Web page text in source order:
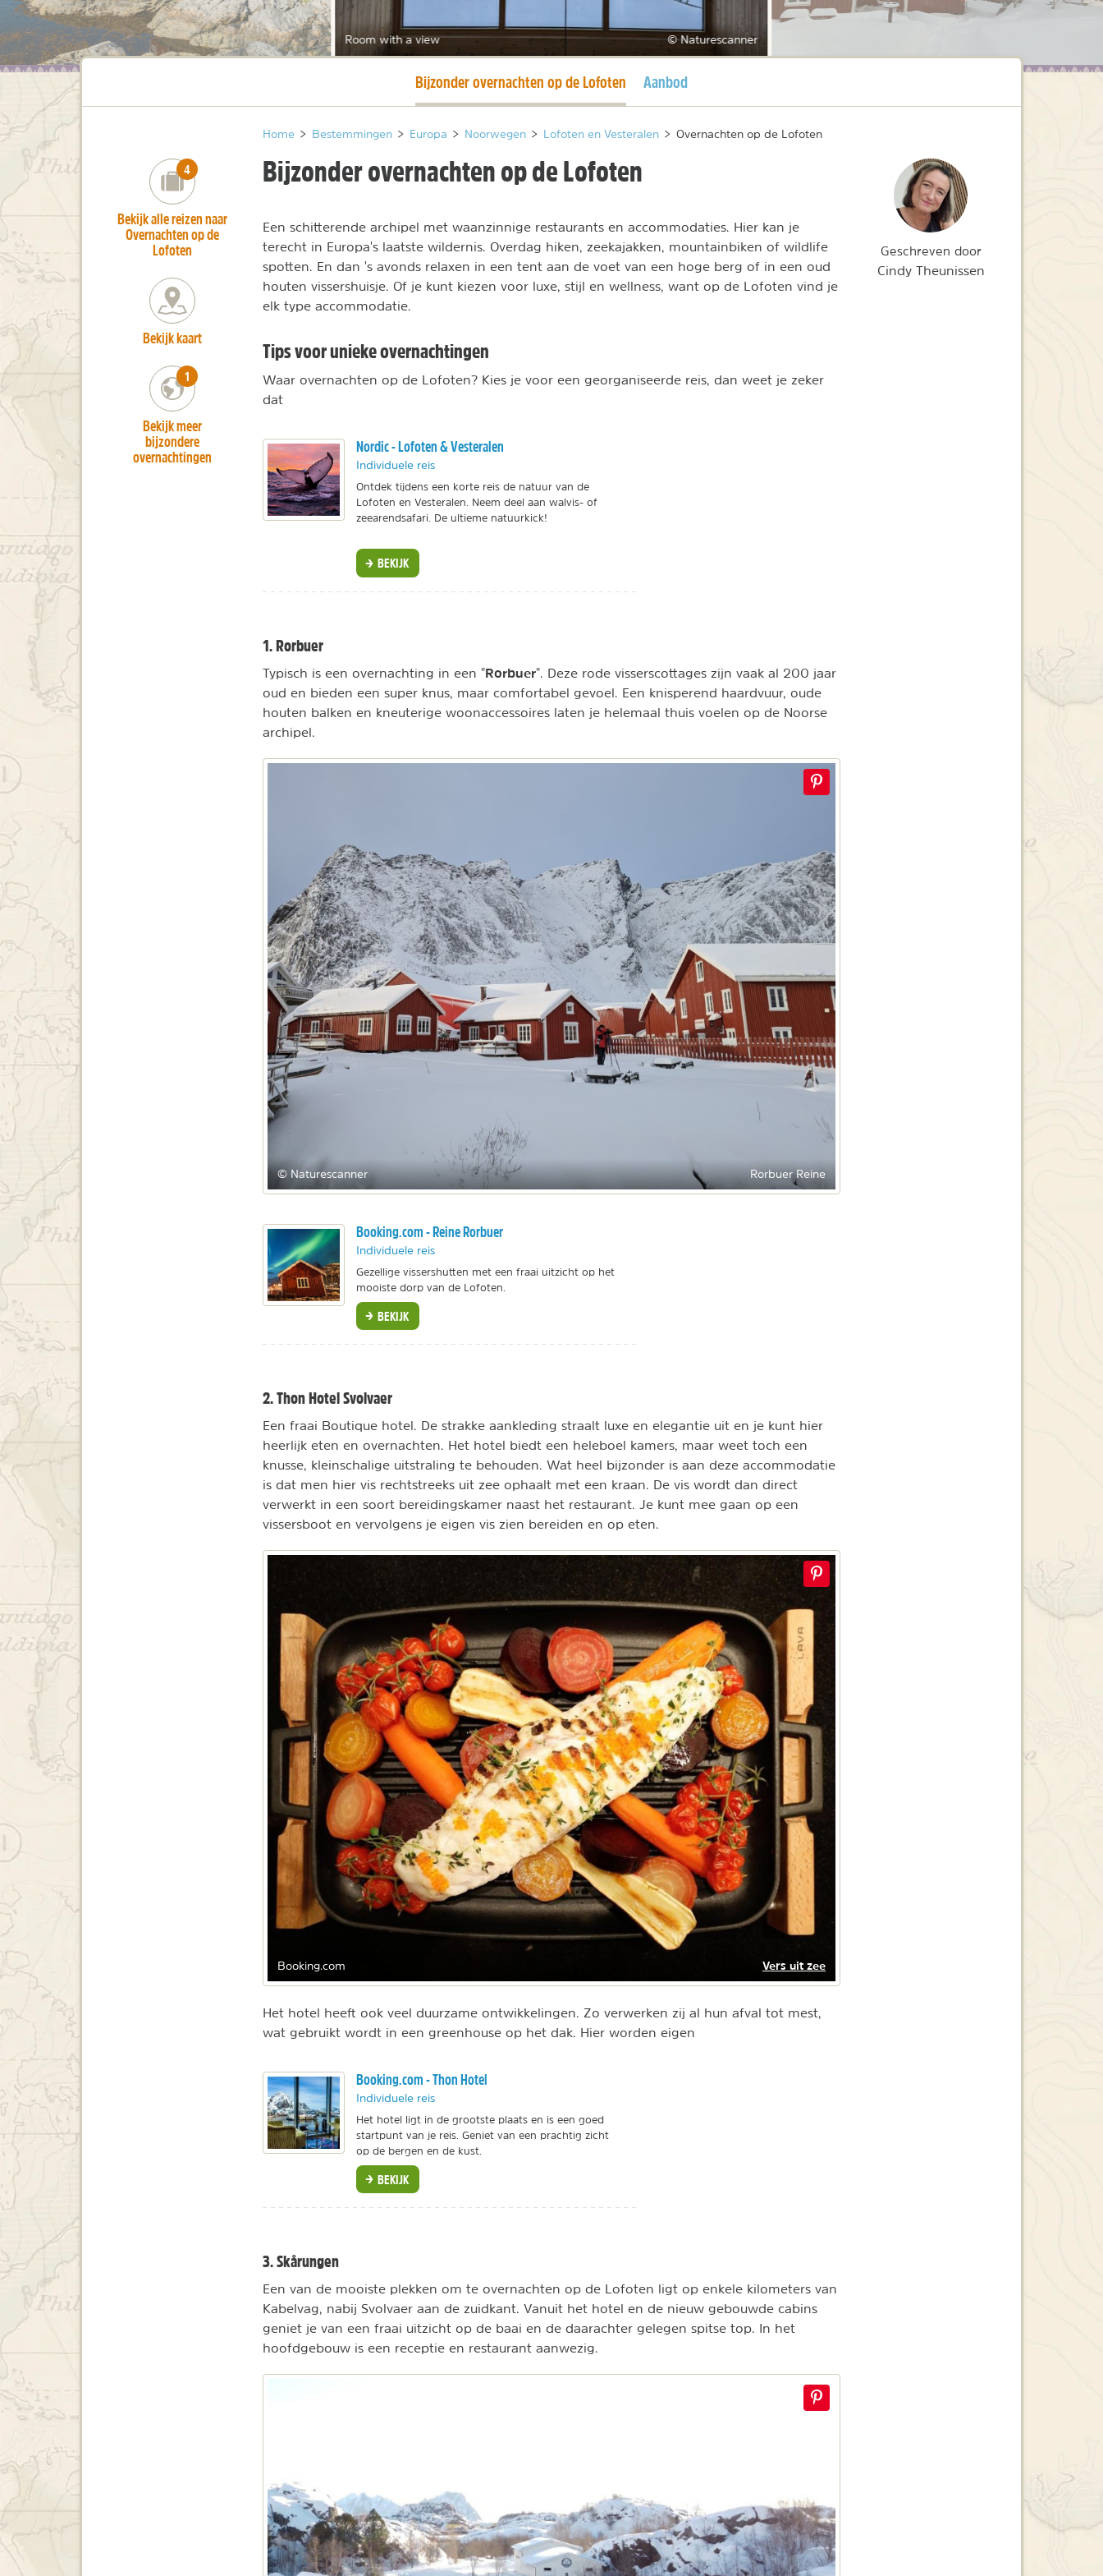
Room with a view © Naturescanner
Huidige pagina
Bijzonder overnachten op de Lofoten Aanbod
Home > Bestemmingen > Europa > Noorwegen > Lofoten en Vesteralen > Overnachten op de Lofoten
Bijzonder overnachten op de Lofoten
Een schitterende archipel met waanzinnige restaurants en accommodaties. Hier kan je
terecht in Europa's laatste wildernis. Overdag hiken, zeekajakken, mountainbiken of wildlife
spotten. En dan 's avonds relaxen in een tent aan de voet van een hoge berg of in een oud
houten vissershuisje. Of je kunt kiezen voor luxe, stijl en wellness, want op de Lofoten vind je
elk type accommodatie.
Tips voor unieke overnachtingen
Waar overnachten op de Lofoten? Kies je voor een georganiseerde reis, dan weet je zeker
dat
Nordic - Lofoten & Vesteralen
Individuele reis
Ontdek tijdens een korte reis de natuur van de
Lofoten en Vesteralen. Neem deel aan walvis- of
zeearendsafari. De ultieme natuurkick!
BEKIJK
1. Rorbuer
Typisch is een overnachting in een "Rorbuer". Deze rode visserscottages zijn vaak al 200 jaar
oud en bieden een super knus, maar comfortabel gevoel. Een knisperend haardvuur, oude
houten balken en kneuterige woonaccessoires laten je helemaal thuis voelen op de Noorse
archipel.
© Naturescanner Rorbuer Reine
Booking.com - Reine Rorbuer
Individuele reis
Gezellige vissershutten met een fraai uitzicht op het
mooiste dorp van de Lofoten.
BEKIJK
2. Thon Hotel Svolvaer
Een fraai Boutique hotel. De strakke aankleding straalt luxe en elegantie uit en je kunt hier
heerlijk eten en overnachten. Het hotel biedt een heleboel kamers, maar weet toch een
knusse, kleinschalige uitstraling te behouden. Wat heel bijzonder is aan deze accommodatie
is dat men hier vis rechtstreeks uit zee ophaalt met een kraan. De vis wordt dan direct
verwerkt in een soort bereidingskamer naast het restaurant. Je kunt mee gaan op een
vissersboot en vervolgens je eigen vis zien bereiden en op eten.
Booking.com Vers uit zee
Het hotel heeft ook veel duurzame ontwikkelingen. Zo verwerken zij al hun afval tot mest,
wat gebruikt wordt in een greenhouse op het dak. Hier worden eigen
Booking.com - Thon Hotel
Individuele reis
Het hotel ligt in de grootste plaats en is een goed
startpunt van je reis. Geniet van een prachtig zicht
op de bergen en de kust.
BEKIJK
3. Skårungen
Een van de mooiste plekken om te overnachten op de Lofoten ligt op enkele kilometers van
Kabelvag, nabij Svolvaer aan de zuidkant. Vanuit het hotel en de nieuw gebouwde cabins
geniet je van een fraai uitzicht op de baai en de daarachter gelegen spitse top. In het
hoofdgebouw is een receptie en restaurant aanwezig.
number_of_trips:
4
Bekijk alle reizen naar
Overnachten op de
Lofoten
Bekijk kaart
number_of_trips:
1
Bekijk meer
bijzondere
overnachtingen
Geschreven door
Cindy Theunissen